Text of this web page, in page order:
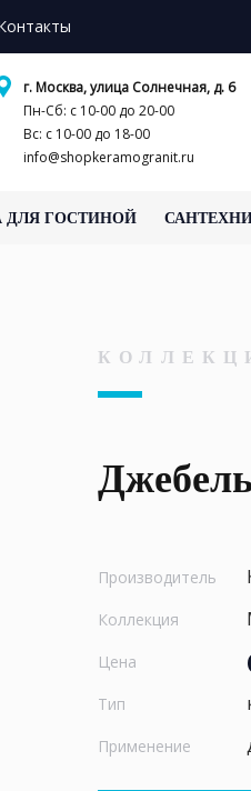
г. Москва, улица Солнечная, д. 6
Пн-Сб: с 10-00 до 20-00
Вс: с 10-00 до 18-00
info@shopkeramogranit.ru
ДЛЯ ГОСТИНОЙ
Джебель
Производитель
Коллекция
Цена
Тип
Применение